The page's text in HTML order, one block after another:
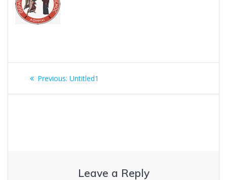
Post
navigation
Previous: Previous
Untitled1
Leave a Reply